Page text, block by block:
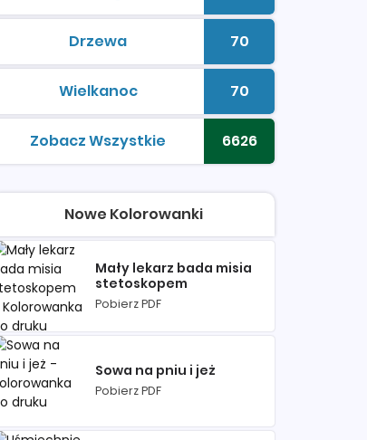
Drzewakolorowanki do drukuLiczba
70
Wielkanockolorowanki do drukuLiczba
70
Zobacz Wszystkiekolorowanki do drukuLiczba
6626
Nowe Kolorowanki
Mały lekarz bada misia
stetoskopem
Pobierz PDF
Sowa na pniu i jeż
Pobierz PDF